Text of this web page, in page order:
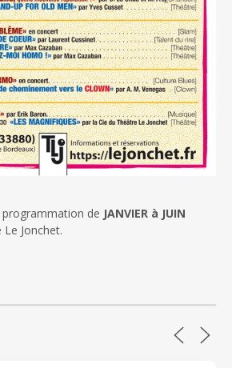
programmation de JANVIER à JUIN
Jonchet.